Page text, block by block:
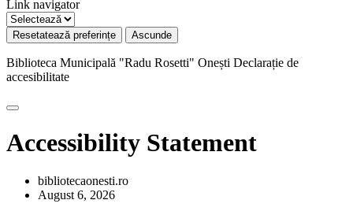
Link navigator
Resetatează preferințe Ascunde
Biblioteca Municipală "Radu Rosetti" Onești Declarație de
accesibilitate
Accessibility Statement
bibliotecaonesti.ro
August 6, 2026